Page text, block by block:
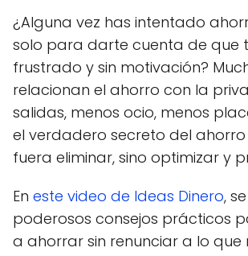
¿Alguna vez has intentado
solo para darte cuenta de que
frustrado y sin motivación?
relacionan el ahorro con la
salidas, menos ocio, menos
el verdadero secreto del
fuera eliminar, sino optimizar y
En este video de Ideas Dinero,
poderosos consejos prácticos
a ahorrar sin renunciar a lo que